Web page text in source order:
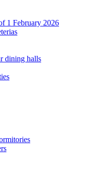
1 February 2026
dining halls